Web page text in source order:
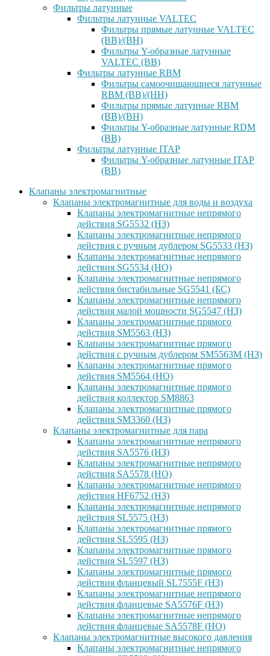
Фильтры латунные
Фильтры латунные VALTEC
Фильтры прямые латунные VALTEC
(ВВ)/(ВН)
Фильтры Y-образные латунные
VALTEC (ВВ)
Фильтры латунные RBM
Фильтры самоочищающиеся латунные
RBM (ВВ)/(НН)
Фильтры прямые латунные RBM
(ВВ)/(ВН)
Фильтры Y-образные латунные RDM
(ВВ)
Фильтры латунные ITAP
Фильтры Y-образные латунные ITAP
(ВВ)
Клапаны электромагнитные
Клапаны электромагнитные для воды и воздуха
Клапаны электромагнитные непрямого
действия SG5532 (НЗ)
Клапаны электромагнитные непрямого
действия с ручным дублером SG5533 (НЗ)
Клапаны электромагнитные непрямого
действия SG5534 (НО)
Клапаны электромагнитные непрямого
действия бистабильные SG5541 (БС)
Клапаны электромагнитные непрямого
действия малой мощности SG5547 (НЗ)
Клапаны электромагнитные прямого
действия SM5563 (НЗ)
Клапаны электромагнитные прямого
действия с ручным дублером SM5563M (НЗ)
Клапаны электромагнитные прямого
действия SM5564 (НО)
Клапаны электромагнитные прямого
дейcтвия коллектор SM8863
Клапаны электромагнитные прямого
действия SM3360 (НЗ)
Клапаны электромагнитные для пара
Клапаны электромагнитные непрямого
действия SA5576 (НЗ)
Клапаны электромагнитные непрямого
действия SA5578 (НО)
Клапаны электромагнитные непрямого
действия HF6752 (НЗ)
Клапаны электромагнитные непрямого
действия SL5575 (НЗ)
Клапаны электромагнитные прямого
действия SL5595 (НЗ)
Клапаны электромагнитные прямого
действия SL5597 (НЗ)
Клапаны электромагнитные прямого
действия фланцевый SL7555F (НЗ)
Клапаны электромагнитные непрямого
действия фланцевые SA5576F (НЗ)
Клапаны электромагнитные непрямого
действия фланцевые SA5578F (НО)
Клапаны электромагнитные высокого давления
Клапаны электромагнитные непрямого